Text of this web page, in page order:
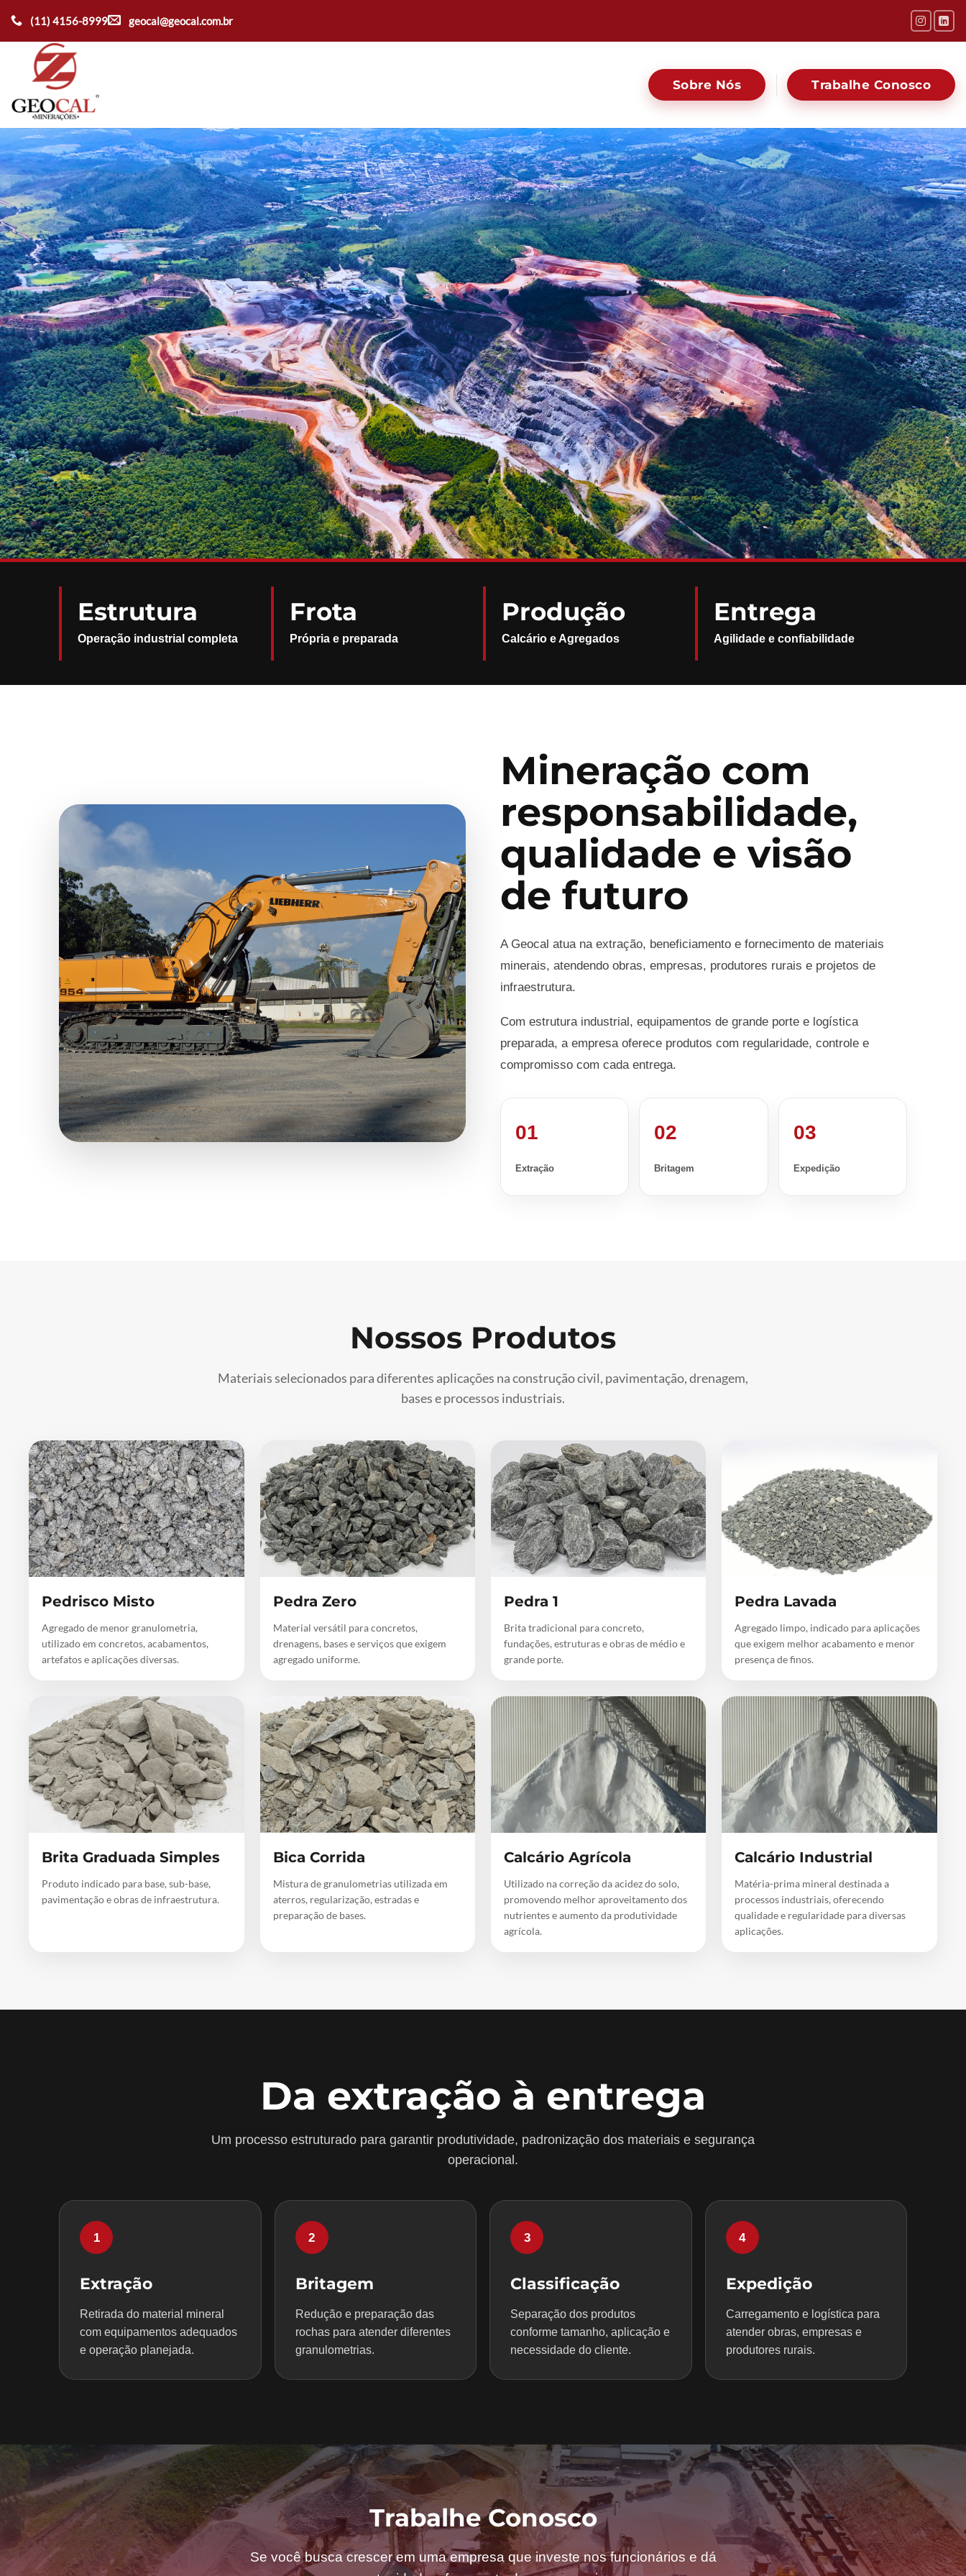
para
o
conteúdo
(11) 4156-8999 geocal@geocal.com.br
Sobre Nós Trabalhe Conosco
Estrutura
Operação industrial completa
Frota
Própria e preparada
Produção
Calcário e Agregados
Entrega
Agilidade e confiabilidade
Mineração com
responsabilidade,
qualidade e visão
de futuro
A Geocal atua na extração, beneficiamento e fornecimento de materiais
minerais, atendendo obras, empresas, produtores rurais e projetos de
infraestrutura.
Com estrutura industrial, equipamentos de grande porte e logística
preparada, a empresa oferece produtos com regularidade, controle e
compromisso com cada entrega.
01
Extração
02
Britagem
03
Expedição
Nossos Produtos
Materiais selecionados para diferentes aplicações na construção civil, pavimentação, drenagem,
bases e processos industriais.
Pedrisco Misto
Agregado de menor granulometria,
utilizado em concretos, acabamentos,
artefatos e aplicações diversas.
Pedra Zero
Material versátil para concretos,
drenagens, bases e serviços que exigem
agregado uniforme.
Pedra 1
Brita tradicional para concreto,
fundações, estruturas e obras de médio e
grande porte.
Pedra Lavada
Agregado limpo, indicado para aplicações
que exigem melhor acabamento e menor
presença de finos.
Brita Graduada Simples
Produto indicado para base, sub-base,
pavimentação e obras de infraestrutura.
Bica Corrida
Mistura de granulometrias utilizada em
aterros, regularização, estradas e
preparação de bases.
Calcário Agrícola
Utilizado na correção da acidez do solo,
promovendo melhor aproveitamento dos
nutrientes e aumento da produtividade
agrícola.
Calcário Industrial
Matéria-prima mineral destinada a
processos industriais, oferecendo
qualidade e regularidade para diversas
aplicações.
Da extração à entrega
Um processo estruturado para garantir produtividade, padronização dos materiais e segurança
operacional.
1
Extração
Retirada do material mineral
com equipamentos adequados
e operação planejada.
2
Britagem
Redução e preparação das
rochas para atender diferentes
granulometrias.
3
Classificação
Separação dos produtos
conforme tamanho, aplicação e
necessidade do cliente.
4
Expedição
Carregamento e logística para
atender obras, empresas e
produtores rurais.
Trabalhe Conosco
Se você busca crescer em uma empresa que investe nos funcionários e dá